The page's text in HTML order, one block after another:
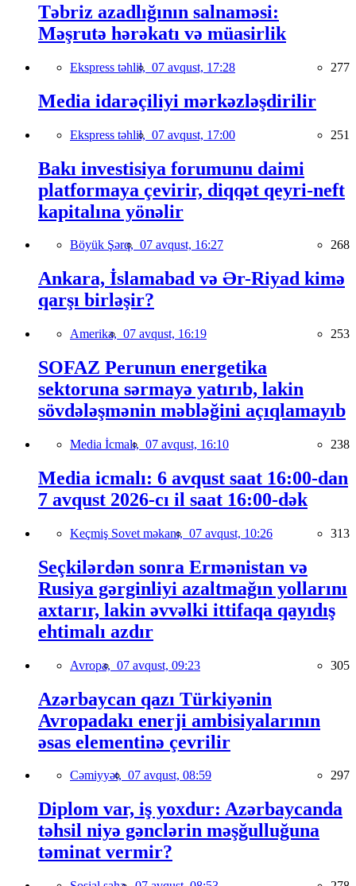
Təbriz azadlığının salnaməsi:
Məşrutə hərəkatı və müasirlik
Ekspress təhlil, 07 avqust, 17:28 277
Media idarəçiliyi mərkəzləşdirilir
Ekspress təhlil, 07 avqust, 17:00 251
Bakı investisiya forumunu daimi
platformaya çevirir, diqqət qeyri-neft
kapitalına yönəlir
Böyük Şərq, 07 avqust, 16:27 268
Ankara, İslamabad və Ər-Riyad kimə
qarşı birləşir?
Amerika, 07 avqust, 16:19 253
SOFAZ Perunun energetika
sektoruna sərmayə yatırıb, lakin
sövdələşmənin məbləğini açıqlamayıb
Media İcmalı, 07 avqust, 16:10 238
Media icmalı: 6 avqust saat 16:00-dan
7 avqust 2026-cı il saat 16:00-dək
Keçmiş Sovet məkanı, 07 avqust, 10:26 313
Seçkilərdən sonra Ermənistan və
Rusiya gərginliyi azaltmağın yollarını
axtarır, lakin əvvəlki ittifaqa qayıdış
ehtimalı azdır
Avropa, 07 avqust, 09:23 305
Azərbaycan qazı Türkiyənin
Avropadakı enerji ambisiyalarının
əsas elementinə çevrilir
Cəmiyyət, 07 avqust, 08:59 297
Diplom var, iş yoxdur: Azərbaycanda
təhsil niyə gənclərin məşğulluğuna
təminat vermir?